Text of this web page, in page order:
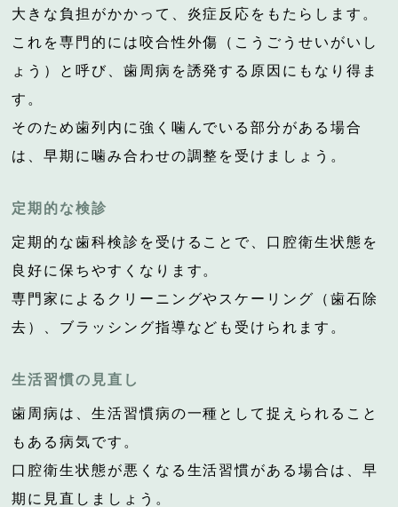
大きな負担がかかって、炎症反応をもたらします。
これを専門的には咬合性外傷（こうごうせいがいし
ょう）と呼び、歯周病を誘発する原因にもなり得ま
す。
そのため歯列内に強く噛んでいる部分がある場合
は、早期に噛み合わせの調整を受けましょう。
定期的な検診
定期的な歯科検診を受けることで、口腔衛生状態を
良好に保ちやすくなります。
専門家によるクリーニングやスケーリング（歯石除
去）、ブラッシング指導なども受けられます。
生活習慣の見直し
歯周病は、生活習慣病の一種として捉えられること
もある病気です。
口腔衛生状態が悪くなる生活習慣がある場合は、早
期に見直しましょう。